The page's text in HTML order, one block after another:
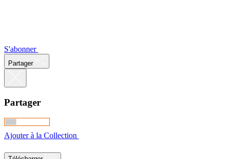
S'abonner
Partager
Partager
Ajouter à la Collection